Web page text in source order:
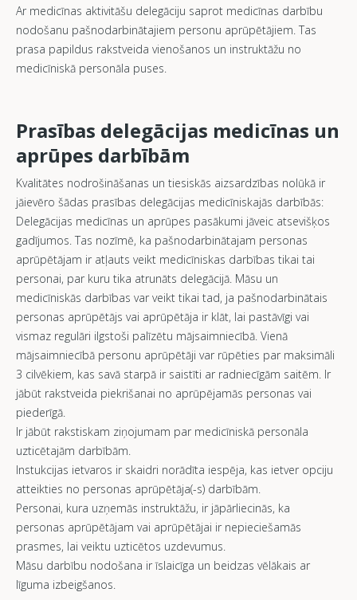
Ar medicīnas aktivitāšu delegāciju saprot medicīnas darbību
nodošanu pašnodarbinātajiem personu aprūpētājiem. Tas
prasa papildus rakstveida vienošanos un instruktāžu no
medicīniskā personāla puses.
Prasības delegācijas medicīnas un
aprūpes darbībām
Kvalitātes nodrošināšanas un tiesiskās aizsardzības nolūkā ir
jāievēro šādas prasības delegācijas medicīniskajās darbībās:
Delegācijas medicīnas un aprūpes pasākumi jāveic atsevišķos
gadījumos. Tas nozīmē, ka pašnodarbinātajam personas
aprūpētājam ir atļauts veikt medicīniskas darbības tikai tai
personai, par kuru tika atrunāts delegācijā. Māsu un
medicīniskās darbības var veikt tikai tad, ja pašnodarbinātais
personas aprūpētājs vai aprūpētāja ir klāt, lai pastāvīgi vai
vismaz regulāri ilgstoši palīzētu mājsaimniecībā. Vienā
mājsaimniecībā personu aprūpētāji var rūpēties par maksimāli
3 cilvēkiem, kas savā starpā ir saistīti ar radniecīgām saitēm. Ir
jābūt rakstveida piekrišanai no aprūpējamās personas vai
piederīgā.
Ir jābūt rakstiskam ziņojumam par medicīniskā personāla
uzticētajām darbībām.
Instukcijas ietvaros ir skaidri norādīta iespēja, kas ietver opciju
atteikties no personas aprūpētāja(-s) darbībām.
Personai, kura uzņemās instruktāžu, ir jāpārliecinās, ka
personas aprūpētājam vai aprūpētājai ir nepieciešamās
prasmes, lai veiktu uzticētos uzdevumus.
Māsu darbību nodošana ir īslaicīga un beidzas vēlākais ar
līguma izbeigšanos.